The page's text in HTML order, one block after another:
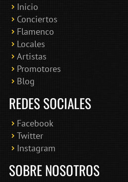
Inicio
Conciertos
Flamenco
Locales
Artistas
Promotores
Blog
REDES SOCIALES
Facebook
Twitter
Instagram
SOBRE NOSOTROS